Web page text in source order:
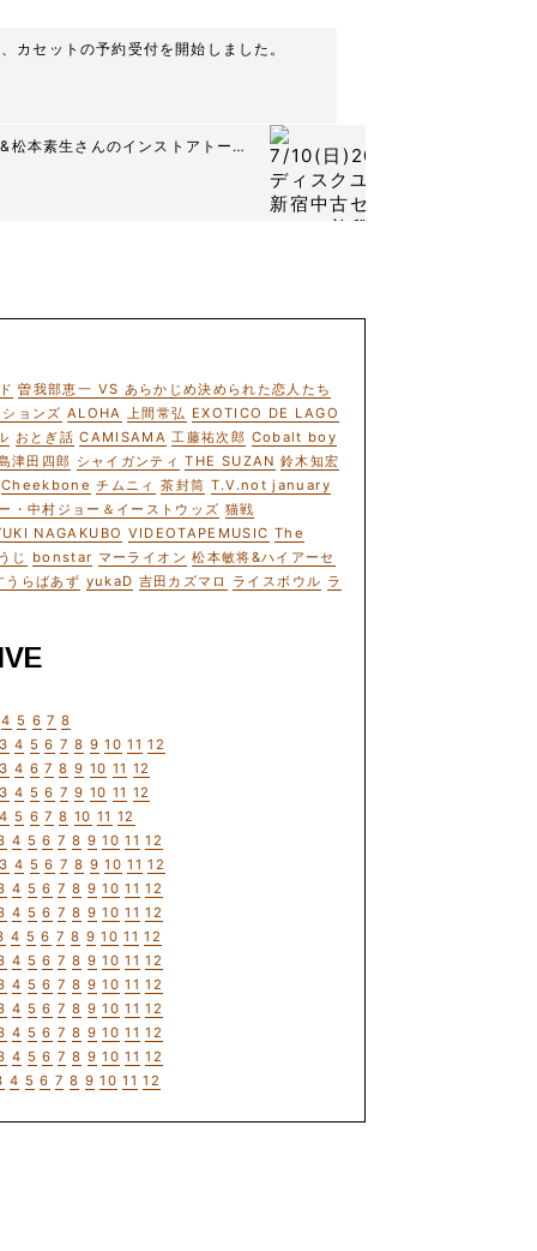
セットの予約受付を開始しました。
本素生さんのインストアトーク
曽我部恵一 VS あらかじめ決められた恋人たち
ョンズ ALOHA 上間常弘 EXOTICO DE LAGO
おとぎ話 CAMISAMA 工藤祐次郎 Cobalt boy
津田四郎 シャイガンティ THE SUZAN 鈴木知宏
Cheekbone チムニィ 茶封筒 T.V.not january
・中村ジョー＆イーストウッズ 猫戦
NAGAKUBO VIDEOTAPEMUSIC The
じ bonstar マーライオン 松本敏将&ハイアーセ
うらばあず yukaD 吉田カズマロ ライスボウル ラ
4 5 6 7 8
3 4 5 6 7 8 9 10 11 12
3 4 6 7 8 9 10 11 12
3 4 5 6 7 9 10 11 12
4 5 6 7 8 10 11 12
4 5 6 7 8 9 10 11 12
3 4 5 6 7 8 9 10 11 12
4 5 6 7 8 9 10 11 12
4 5 6 7 8 9 10 11 12
4 5 6 7 8 9 10 11 12
4 5 6 7 8 9 10 11 12
4 5 6 7 8 9 10 11 12
4 5 6 7 8 9 10 11 12
4 5 6 7 8 9 10 11 12
4 5 6 7 8 9 10 11 12
4 5 6 7 8 9 10 11 12